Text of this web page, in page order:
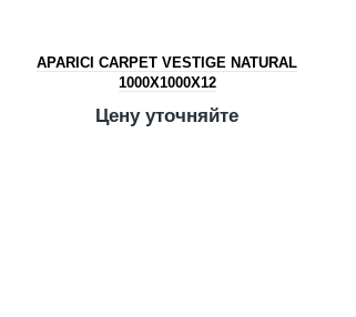
APARICI CARPET VESTIGE NATURAL
1000X1000X12
Цену уточняйте